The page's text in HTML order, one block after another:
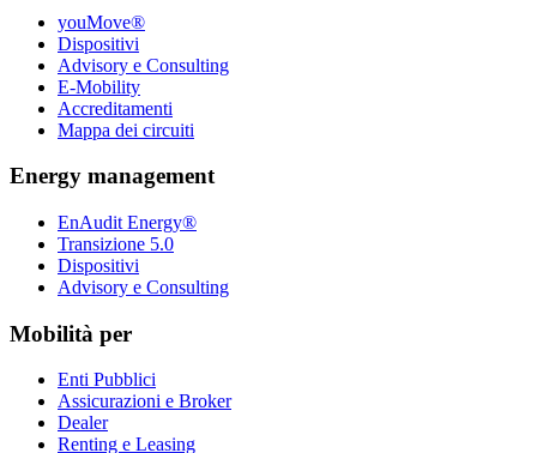
youMove®
Dispositivi
Advisory e Consulting
E-Mobility
Accreditamenti
Mappa dei circuiti
Energy management
EnAudit Energy®
Transizione 5.0
Dispositivi
Advisory e Consulting
Mobilità per
Enti Pubblici
Assicurazioni e Broker
Dealer
Renting e Leasing